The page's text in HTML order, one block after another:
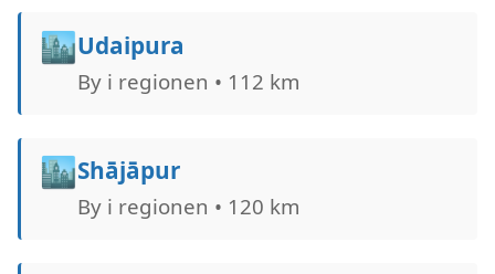
🏙️Udaipura
By i regionen • 112 km
🏙️Shājāpur
By i regionen • 120 km